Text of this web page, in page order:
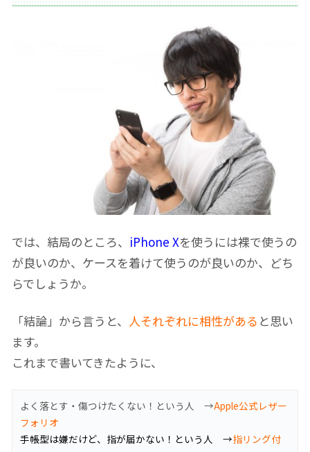
では、結局のところ、 iPhone Xを使うには裸で使うの
が良いのか、ケースを着けて使うのが良いのか、どち
らでしょうか。
「結論」から言うと、 人それぞれに相性がある と思い
ます。
これまで書いてきたように、
よく落とす・傷つけたくない！という人 →Apple公式レザー
フォリオ
手帳型は嫌だけど、指が届かない！という人 →指リング付